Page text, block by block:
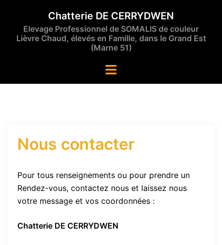
contenu
Chatterie DE CERRYDWEN
Elevage Professionnel de SOMALIS de couleur
Lièvre Chaud, élevés en Famille, dans le Grand Est
(Marne 51)
Ouvrir/fermer
Nous contacter
Pour tous renseignements ou pour prendre un
Rendez-vous, contactez nous et laissez nous
votre message et vos coordonnées :
Chatterie DE CERRYDWEN